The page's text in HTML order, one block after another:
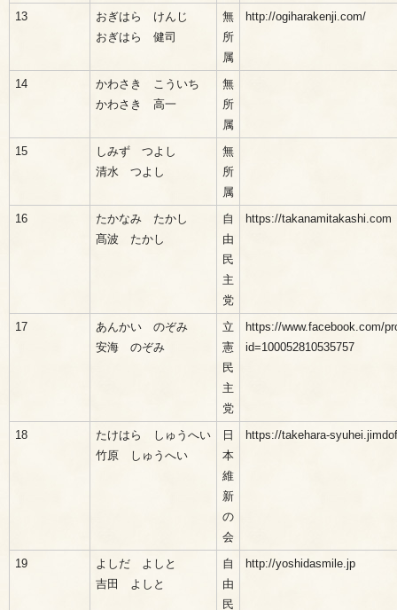
13
おぎはら けんじ
おぎはら 健司
無
所
属
http://ogiharakenji.com/
14
かわさき こういち
かわさき 高一
無
所
属
15
しみず つよし
清水 つよし
無
所
属
16
たかなみ たかし
髙波 たかし
自
由
民
主
党
https://takanamitakashi.com
17
あんかい のぞみ
安海 のぞみ
立
憲
民
主
党
https://www.facebook.com/
id=100052810535757
18
たけはら しゅうへい
竹原 しゅうへい
日
本
維
新
の
会
https://takehara-
19
よしだ よしと
吉田 よしと
自
由
民
http://yoshidasmile.jp